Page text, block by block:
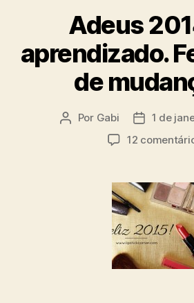
Adeus
aprendizado.
de
Autor
Por Gabi
Data1 de
12